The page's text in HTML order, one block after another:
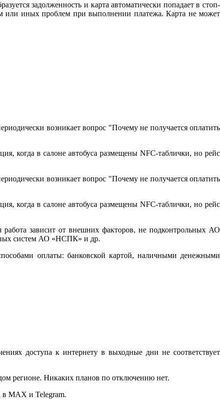
задолженность и карта автоматически попадает в стоп-
или иных проблем при выполнении платежа. Карта не может
возникает вопрос "Почему не получается оплатить
когда в салоне автобуса размещены NFC-таблички, но рейс
возникает вопрос "Почему не получается оплатить
когда в салоне автобуса размещены NFC-таблички, но рейс
зависит от внешних факторов, не подконтрольных АО
систем АО «НСПК» и др.
оплаты: банковской картой, наличными денежными
доступа к интернету в выходные дни не соответствует
регионе. Никаких планов по отключению нет.
в MAX и Telegram.